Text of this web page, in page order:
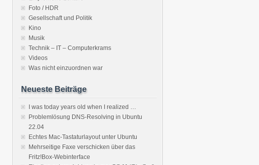
Foto / HDR
Gesellschaft und Politik
Kino
Musik
Technik – IT – Computerkrams
Videos
Was nicht einzuordnen war
Neueste Beiträge
I was today years old when I realized …
Problemlösung DNS-Resolving in Ubuntu
22.04
Echtes Mac-Tastaturlayout unter Ubuntu
Mehrseitige Faxe verschicken über das
Fritz!Box-Webinterface